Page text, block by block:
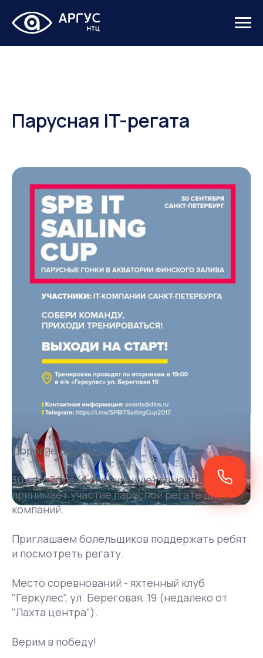
Парусная IT-регата
Дорогие друзья!
30 сентября (в следующую) команда АРГУС
принимает участие парусной регате для IT
компаний.
Приглашаем болельщиков поддержать ребят
и посмотреть регату.
Место соревнований - яхтенный клуб
"Геркулес", ул. Береговая, 19 (недалеко от
"Лахта центра").
Верим в победу!